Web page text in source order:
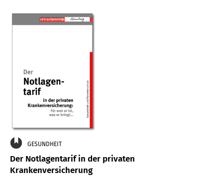
GESUNDHEIT
Der Notlagentarif in der privaten
Krankenversicherung